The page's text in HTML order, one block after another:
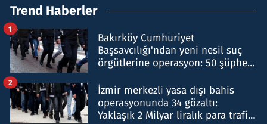
Trend Haberler
Bakırköy Cumhuriyet
Başsavcılığı'ndan yeni nesil suç
örgütlerine operasyon: 50 şüpheli
1
İzmir merkezli yasa dışı bahis
operasyonunda 34 gözaltı:
Yaklaşık 2 Milyar liralık para trafiği
2